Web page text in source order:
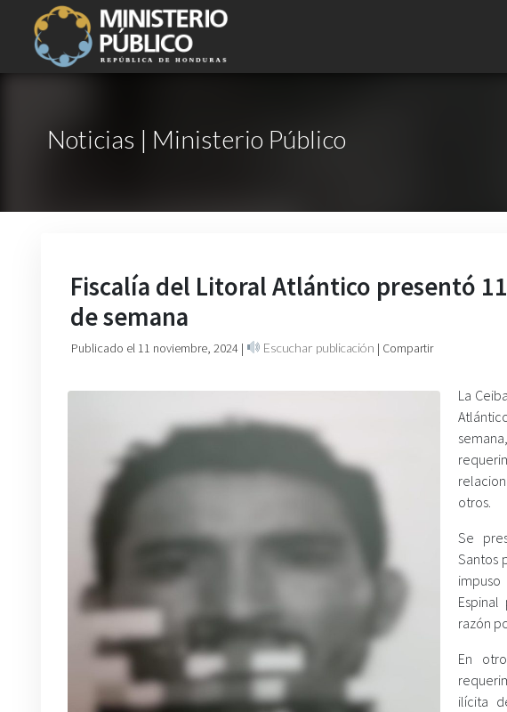
Noticias | Ministerio Público
Fiscalía del Litoral Atlántico presentó
de semana
Publicado el 11 noviembre, 2024 | Escuchar publicación | Compartir
La
otros.
Se
Santos
razón
En
ilícita